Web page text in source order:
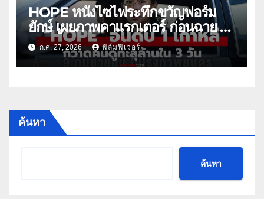
HOPE หนังไซไฟระทึกขวัญฟอร์ม
ยักษ์ เผยภาพคาแรกเตอร์ ก่อนฉาย 9
ก.ย. นี้
ก.ค. 27, 2026 ฟิล์มฟีเวอร์
ค้นหา
ค้นหา